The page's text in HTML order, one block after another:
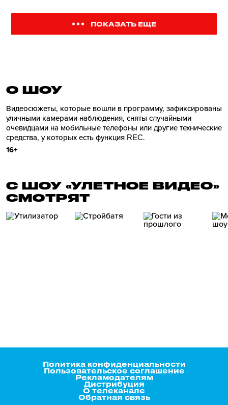
ПОКАЗАТЬ ЕЩЕ
О ШОУ
Видеосюжеты, которые вошли в программу, зафиксированы
уличными камерами наблюдения, сняты случайными
очевидцами на мобильные телефоны или другие технические
средства, у которых есть функция REC.
16+
С ШОУ «УЛЕТНОЕ ВИДЕО»
СМОТРЯТ
Политика конфиденциальности
Пользовательское соглашение
Рекламодателям
Дистрибуция
О телеканале
Обратная связь